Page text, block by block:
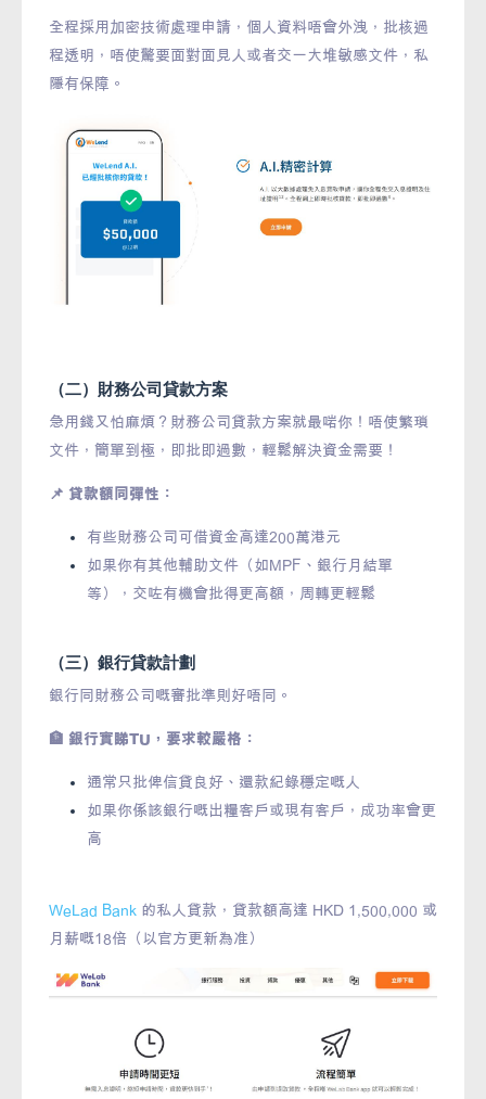
全程採用加密技術處理申請，個人資料唔會外洩，批核過
程透明，唔使驚要面對面見人或者交一大堆敏感文件，私
隱有保障。
（二）財務公司貸款方案
急用錢又怕麻煩？財務公司貸款方案就最啱你！唔使繁瑣
文件，簡單到極，即批即過數，輕鬆解決資金需要！
📌 貸款額同彈性：
有些財務公司可借資金高達200萬港元
如果你有其他輔助文件（如MPF、銀行月結單
等），交咗有機會批得更高額，周轉更輕鬆
（三）銀行貸款計劃
銀行同財務公司嘅審批準則好唔同。
🏦 銀行實睇TU，要求較嚴格：
通常只批俾信貸良好、還款紀錄穩定嘅人
如果你係該銀行嘅出糧客戶或現有客戶，成功率會更
高
WeLad Bank 的私人貸款，貸款額高達 HKD 1,500,000 或
月薪嘅18倍（以官方更新為准）